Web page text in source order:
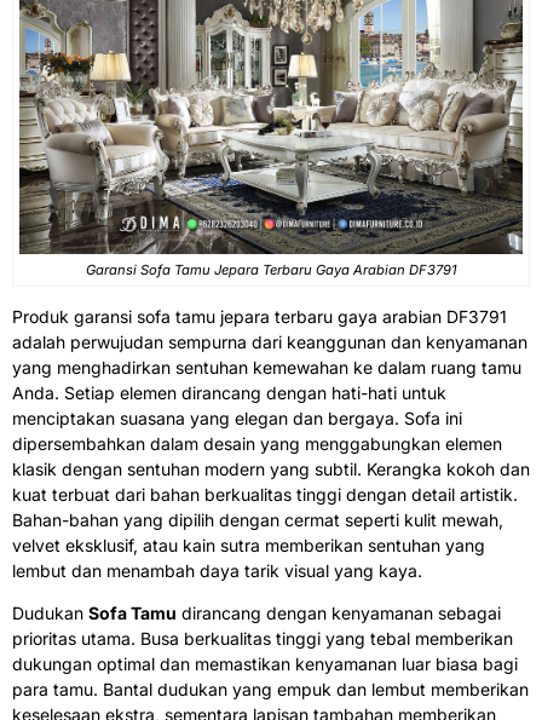
Garansi Sofa Tamu JeparaTerbaru Gaya Arabian DF3791
Produk garansi sofa tamu jepara terbaru gaya arabian DF3791
adalah perwujudan sempurna dari keanggunan dan kenyamanan
yang menghadirkan sentuhan kemewahan ke dalam ruang tamu
Anda. Setiap elemen dirancang dengan hati-hati untuk
menciptakan suasana yang elegan dan bergaya. Sofa ini
dipersembahkan dalam desain yang menggabungkan elemen
klasik dengan sentuhan modern yang subtil. Kerangka kokoh dan
kuat terbuat dari bahan berkualitas tinggi dengan detail artistik.
Bahan-bahan yang dipilih dengan cermat seperti kulit mewah,
velvet eksklusif, atau kain sutra memberikan sentuhan yang
lembut dan menambah daya tarik visual yang kaya.
Dudukan Sofa Tamu dirancang dengan kenyamanan sebagai
prioritas utama. Busa berkualitas tinggi yang tebal memberikan
dukungan optimal dan memastikan kenyamanan luar biasa bagi
para tamu. Bantal dudukan yang empuk dan lembut memberikan
keselesaan ekstra, sementara lapisan tambahan memberikan